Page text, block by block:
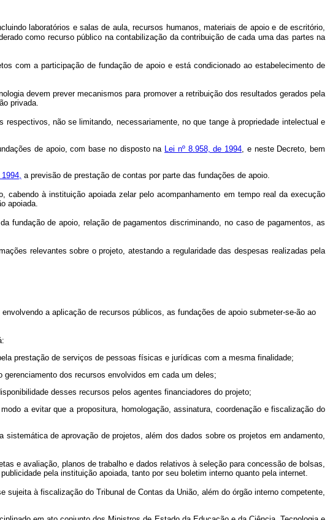
laboratórios e salas de aula, recursos humanos, materiais de apoio e de escritório,
como recurso público na contabilização da contribuição de cada uma das partes na
com a participação de fundação de apoio e está condicionado ao estabelecimento de
devem prever mecanismos para promover a retribuição dos resultados gerados pela
privada.
não se limitando, necessariamente, no que tange à propriedade intelectual e
de apoio, com base no disposto na
Lei nº 8.958, de 1994 , e neste Decreto, bem
a previsão de prestação de contas por parte das fundações de apoio.
à instituição apoiada zelar pelo acompanhamento em tempo real da execução
apoiada.
de apoio, relação de pagamentos discriminando, no caso de pagamentos, as
relevantes sobre o projeto, atestando a regularidade das despesas realizadas pela
a aplicação de recursos públicos, as fundações de apoio submeter-se-ão ao
prestação de serviços de pessoas físicas e jurídicas com a mesma finalidade;
dos recursos envolvidos em cada um deles;
desses recursos pelos agentes financiadores do projeto;
a evitar que a propositura, homologação, assinatura, coordenação e fiscalização do
de aprovação de projetos, além dos dados sobre os projetos em andamento,
e avaliação, planos de trabalho e dados relativos à seleção para concessão de bolsas,
pela instituição apoiada, tanto por seu boletim interno quanto pela internet.
à fiscalização do Tribunal de Contas da União, além do órgão interno competente,